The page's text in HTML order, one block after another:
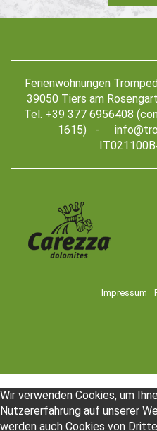
Ferienwohnungen
39050 Tiers am
Tel. +39 377 6956408
1615) -
Impressum
Wir verwenden Cookies, um
Nutzererfahrung auf unserer
werden auch Cookies von